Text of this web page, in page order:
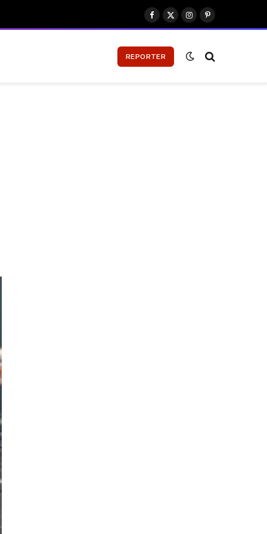
Facebook
X
(Twitter)
InstagramPinterest
REPORTER